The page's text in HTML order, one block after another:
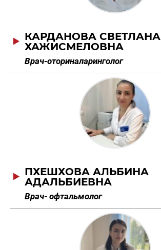
КАРДАНОВА СВЕТЛАНА
ХАЖИСМЕЛОВНА
Врач-оториналаринголог
ПХЕШХОВА АЛЬБИНА
АДАЛЬБИЕВНА
Врач- офтальмолог